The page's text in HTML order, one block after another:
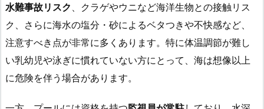
水難事故リスク 、クラゲやウニなど海洋生物との接触リス
ク、さらに海水の塩分・砂によるベタつきや不快感など、
注意すべき点が非常に多くあります。特に体温調節が難し
い乳幼児や泳ぎに慣れていない方にとって、海は想像以上
に危険を伴う場合があります。